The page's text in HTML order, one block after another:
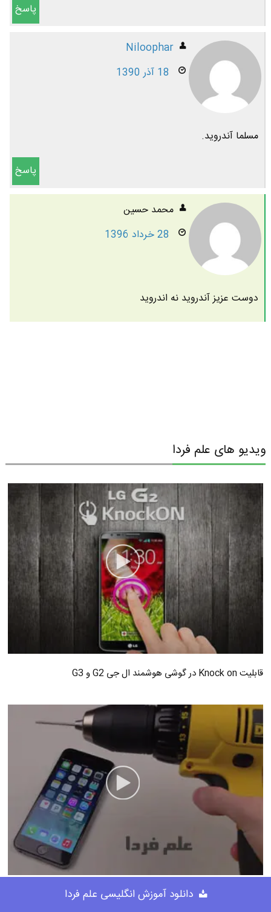
پاسخ
Niloophar
18 آذر 1390
مسلما آندروید.
پاسخ
محمد حسین
28 خرداد 1396
دوست عزیز آندروید نه اندروید
ویدیو های علم فردا
قابلیت Knock on در گوشی هوشمند ال جی G2 و G3
سوراخ کردن صفحه نمایش آیفون 6 با دریلدانلود آموزش انگلیسی علم فردا